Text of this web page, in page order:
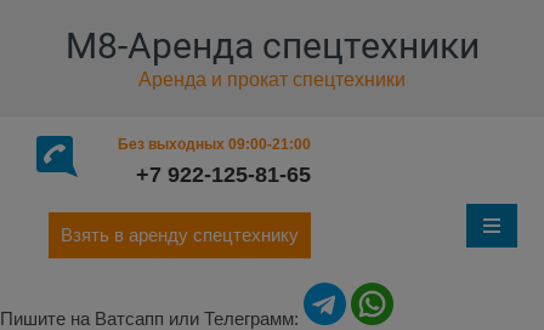
М8-Аренда спецтехники
Аренда и прокат спецтехники
Без выходных 09:00-21:00
+7 922-125-81-65
Взять в аренду спецтехнику
Пишите на Ватсапп или Телеграмм: